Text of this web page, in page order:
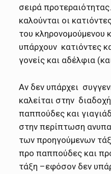
σειρά
καλούνται οι
του κληρονομούμενου
υπάρχουν κατιόντες
γονείς και αδέλφια
Αν δεν υπάρχει
καλείται στην
παππούδες και
στην περίπτωση
των προηγούμενων
προ παππούδες και
τάξη –εφόσον δεν